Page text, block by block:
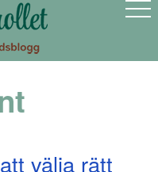
välja rätt